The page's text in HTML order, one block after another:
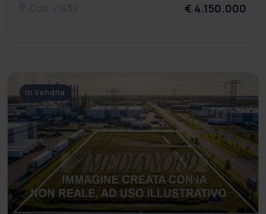
€ 4.150.000
In Vendita